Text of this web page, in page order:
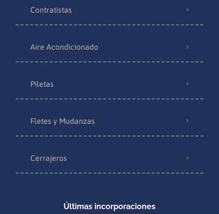
Contratistas
Aire Acondicionado
Piletas
Fletes y Mudanzas
Cerrajeros
Últimas incorporaciones